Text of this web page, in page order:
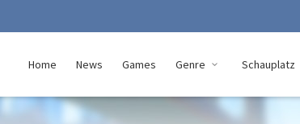
Home News Games Genre Schauplatz